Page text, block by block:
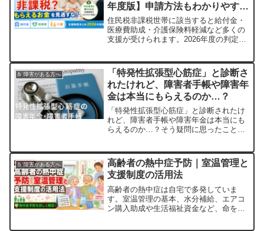
年度版】申請方法もわかりやすく
解説
住民税非課税世帯に該当すると給付金・
医療費助成・介護保険料軽減など多くの
支援が受けられます。2026年度の判定基
♿ 障害がある方へ
「特発性拡張型心筋症」と診断さ
れたけれど、障害者手帳や障害年
金は本当にもらえるのか…？
「特発性拡張型心筋症」と診断されたけ
れど、障害者手帳や障害年金は本当にも
らえるのか…？そう疑問に思ったことは
と受給が難しいと誤解されがちです。し
かし、特発性拡張型心筋症は状態によっ
ては障害年金の1級〜3級、障害者手帳の
対象にもな...
♿ 障害がある方へ
高齢者の熱中症予防｜室温管理と
支援制度の活用法
高齢者の熱中症は自宅で多発していま
す。室温管理の基本、水分補給、エアコ
ン購入助成や生活福祉資金など、命を守